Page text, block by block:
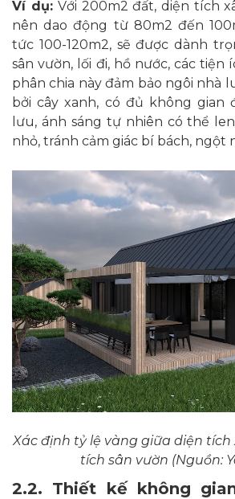
Ví dụ:Với 200m2 đất, diện tích
nên dao động từ 80m2 đến
tức 100-120m2, sẽ được dành
sân vườn, lối đi, hồ nước, các tiện
phân chia này đảm bảo ngôi nhà
bởi cây xanh, có đủ không gian
lưu, ánh sáng tự nhiên có thể
nhỏ, tránh cảm giác bí bách, ngột
Xác định tỷ lệ vàng giữa diện
tích sân vườn (Nguồn:
2.2. Thiết kế không